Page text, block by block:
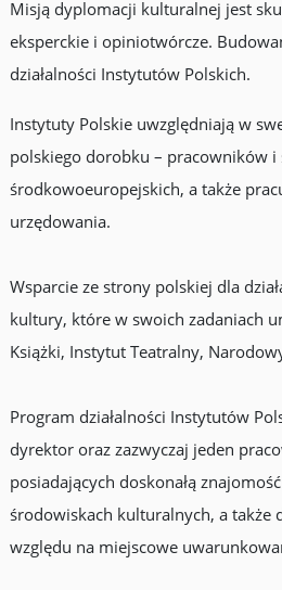
Misją dyplomacji kulturalnej jest
eksperckie i opiniotwórcze.
działalności Instytutów Polskich.
Instytuty Polskie uwzględniają w
polskiego dorobku – pracowników
środkowoeuropejskich, a także
urzędowania.
Wsparcie ze strony polskiej dla
kultury, które w swoich zadaniach
Książki, Instytut Teatralny,
Program działalności Instytutów
dyrektor oraz zazwyczaj jeden
posiadających doskonałą
środowiskach kulturalnych, a także
względu na miejscowe